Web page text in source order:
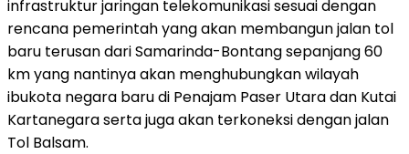
infrastruktur jaringan telekomunikasi sesuai dengan
rencana pemerintah yang akan membangun jalan tol
baru terusan dari Samarinda-Bontang sepanjang 60
km yang nantinya akan menghubungkan wilayah
ibukota negara baru di Penajam Paser Utara dan Kutai
Kartanegara serta juga akan terkoneksi dengan jalan
Tol Balsam.